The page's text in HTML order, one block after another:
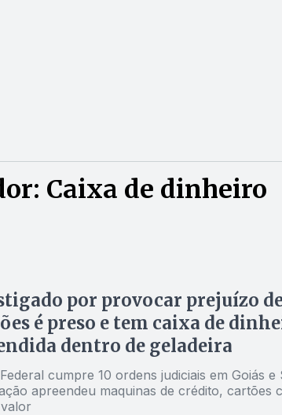
Caixa de dinheiro
por provocar prejuízo de
é preso e tem caixa de
dentro de geladeira
cumpre 10 ordens judiciais em Goiás e
apreendeu maquinas de crédito, cartões